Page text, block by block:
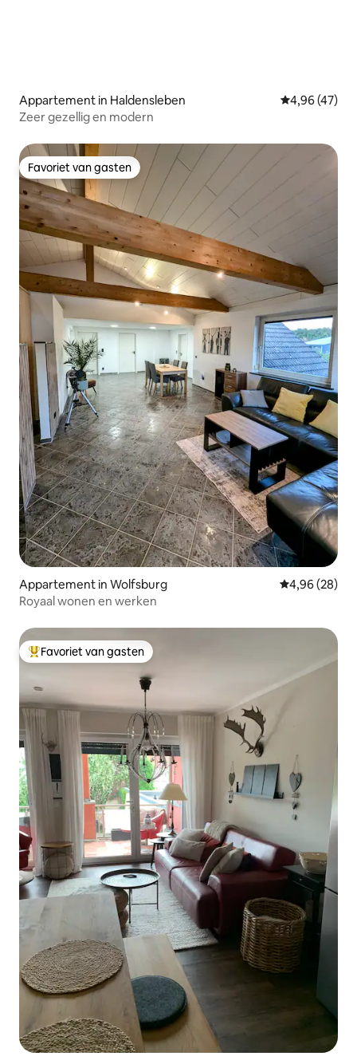
Appartement in Haldensleben Gemiddelde
4,96 (47)
Zeer gezellig en modern
Favoriet van gasten
Favoriet van gasten
Appartement in Wolfsburg Gemiddelde
4,96 (28)
Royaal wonen en werken
Topfavoriet van gasten
Favoriet van gasten